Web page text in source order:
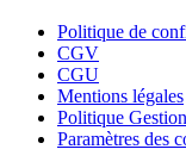
Politique de
CGV
CGU
Mentions légales
Politique
Paramètres des